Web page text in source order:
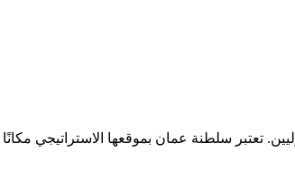
تعتبر سلطنة عمان بموقعها الاستراتيجي